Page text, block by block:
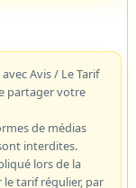
Avis / Le Tarif
partager votre
de médias
interdites.
lors de la
tarif régulier, par